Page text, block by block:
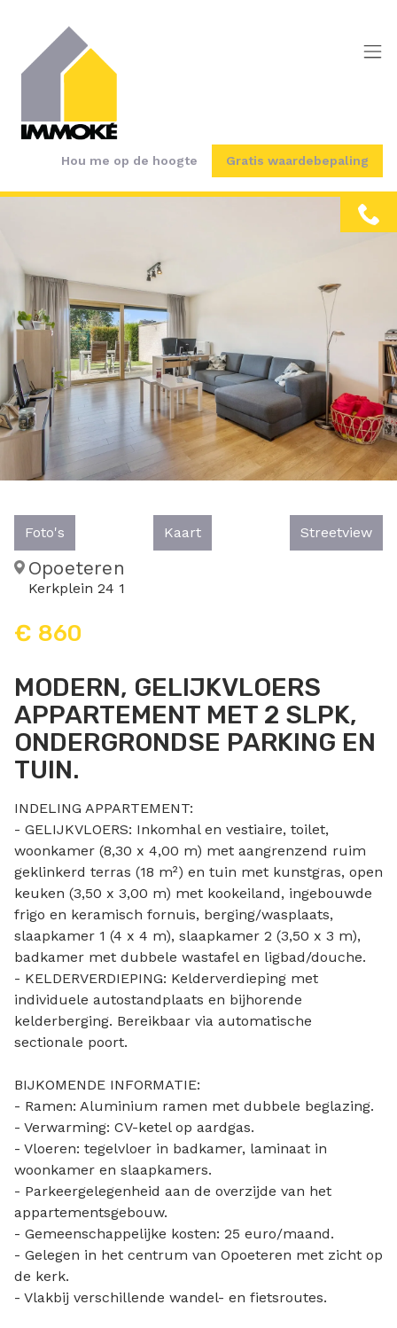
Hou me op de hoogte Gratis waardebepaling
MODERN, GELIJKVLOERS
APPARTEMENT MET 2 SLPK,
ONDERGRONDSE PARKING EN
TUIN.
Opoeteren
Kerkplein 24 1
€ 860
Foto's Kaart Streetview
INDELING APPARTEMENT:
- GELIJKVLOERS: Inkomhal en vestiaire, toilet,
woonkamer (8,30 x 4,00 m) met aangrenzend ruim
geklinkerd terras (18 m²) en tuin met kunstgras, open
keuken (3,50 x 3,00 m) met kookeiland, ingebouwde
frigo en keramisch fornuis, berging/wasplaats,
slaapkamer 1 (4 x 4 m), slaapkamer 2 (3,50 x 3 m),
badkamer met dubbele wastafel en ligbad/douche.
- KELDERVERDIEPING: Kelderverdieping met
individuele autostandplaats en bijhorende
kelderberging. Bereikbaar via automatische
sectionale poort.
BIJKOMENDE INFORMATIE:
- Ramen: Aluminium ramen met dubbele beglazing.
- Verwarming: CV-ketel op aardgas.
- Vloeren: tegelvloer in badkamer, laminaat in
woonkamer en slaapkamers.
- Parkeergelegenheid aan de overzijde van het
appartementsgebouw.
- Gemeenschappelijke kosten: 25 euro/maand.
- Gelegen in het centrum van Opoeteren met zicht op
de kerk.
- Vlakbij verschillende wandel- en fietsroutes.